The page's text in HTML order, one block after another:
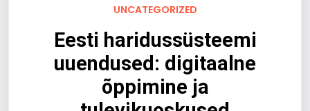
UNCATEGORIZED
Eesti haridussüsteemi
uuendused: digitaalne
õppimine ja